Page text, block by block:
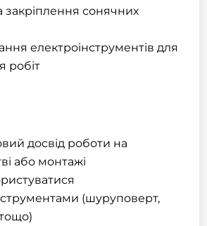
закріплення сонячних
електроінструментів для
робіт
досвід роботи на
або монтажі
(шуруповерт,